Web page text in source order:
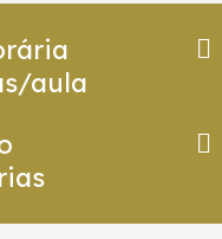
aula